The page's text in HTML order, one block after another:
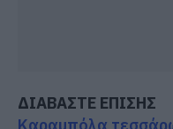
ΔΙΑΒΑΣΤΕ ΕΠΙΣΗΣ
Καραμπόλα